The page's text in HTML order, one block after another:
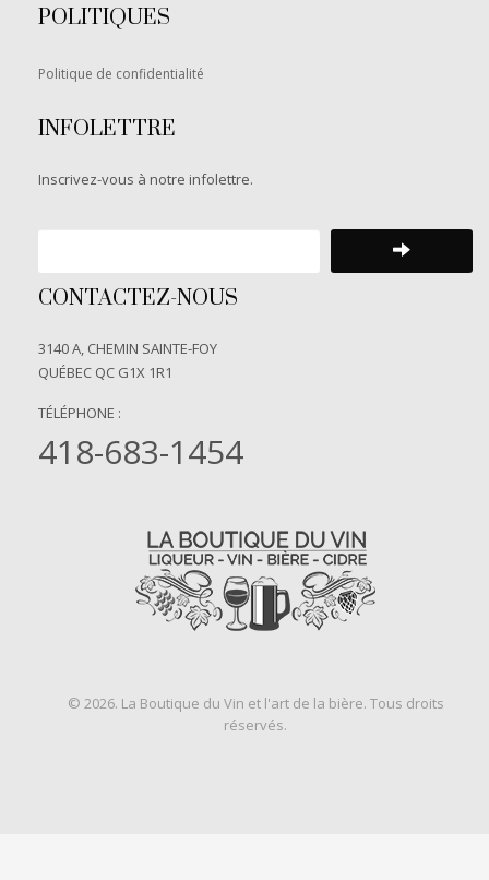
POLITIQUES
Politique de confidentialité
INFOLETTRE
Inscrivez-vous à notre infolettre.
CONTACTEZ-NOUS
3140 A, CHEMIN SAINTE-FOY
QUÉBEC QC G1X 1R1
TÉLÉPHONE :
418-683-1454
© 2026. La Boutique du Vin et l'art de la bière. Tous droits
réservés.